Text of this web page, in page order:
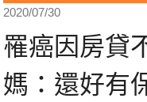
2020/07/30
罹癌因房貸
媽：還好有